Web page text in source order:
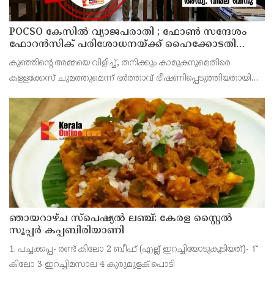
POCSO കേസിൽ വ്യാജപരാതി ; ഫോൺ സന്ദേശം
ഫോറൻസിക് പരിശോധനയ്ക്ക് ഹൈക്കോടതി
നിർദേശം; പ്രതിയെ വെറുതെവിട്ട് ആലുവ ഫാസ്റ്റ്
ട്രാക്ക് കോടതി
കുഞ്ഞിന്റെ അമ്മയെ വിളിച്ച്, തനിക്കും കാമുകനുമെതിരെ
കള്ളക്കേസ് ചുമത്തുമെന്ന് ഭർത്താവ് ഭീഷണിപ്പെടുത്തിയതായി
പരിശോധിച്ച് റിപ്പോർട്ട് കോടതിയിൽ സമർപ്പിക്കണമെന്
ഞായറാഴ്ച സ്പെഷ്യൽ ലഞ്ച്: കേരള സ്റ്റൈൽ
സൂപ്പർ കപ്പബിരിയാണി
1. പച്ചക്കപ്പ- രണ്ട് കിലോ 2 ബീഫ് (എല്ല് ഇറച്ചിയോടുകൂടിയത്)- 1്
കിലോ 3 ഇറച്ചിമസാല 4 കുരുമുളക് പൊടി